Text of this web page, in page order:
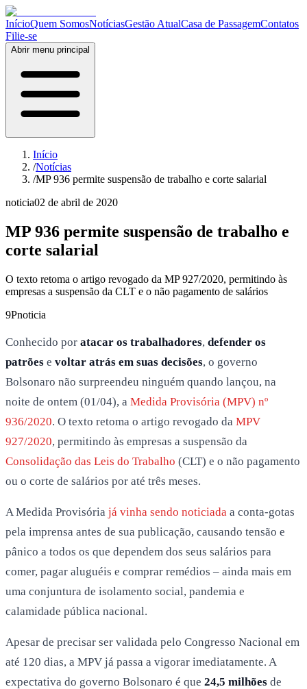
InícioQuem SomosNotíciasGestão AtualCasa de PassagemContatos
Filie-se
Abrir menu principal
Início
/Notícias
/MP 936 permite suspensão de trabalho e corte salarial
noticia02 de abril de 2020
MP 936 permite suspensão de trabalho e
corte salarial
O texto retoma o artigo revogado da MP 927/2020, permitindo às
empresas a suspensão da CLT e o não pagamento de salários
9Pnoticia
Conhecido por atacar os trabalhadores, defender os
patrões e voltar atrás em suas decisões, o governo
Bolsonaro não surpreendeu ninguém quando lançou, na
noite de ontem (01/04), a Medida Provisória (MPV) nº
936/2020. O texto retoma o artigo revogado da MPV
927/2020, permitindo às empresas a suspensão da
Consolidação das Leis do Trabalho (CLT) e o não pagamento
ou o corte de salários por até três meses.
A Medida Provisória já vinha sendo noticiada a conta-gotas
pela imprensa antes de sua publicação, causando tensão e
pânico a todos os que dependem dos seus salários para
comer, pagar aluguéis e comprar remédios – ainda mais em
uma conjuntura de isolamento social, pandemia e
calamidade pública nacional.
Apesar de precisar ser validada pelo Congresso Nacional em
até 120 dias, a MPV já passa a vigorar imediatamente. A
expectativa do governo Bolsonaro é que 24,5 milhões de